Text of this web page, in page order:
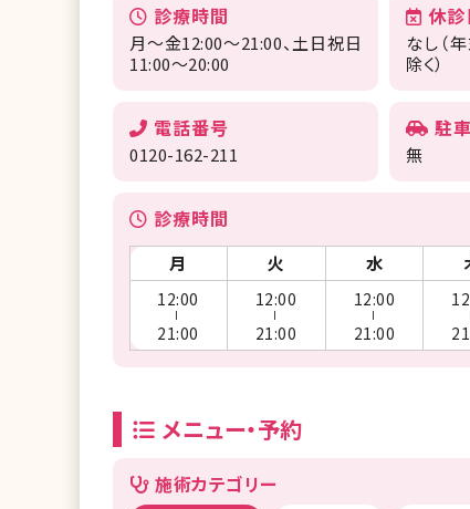
診療時間
月～金12:00～21:00、土日祝日
11:00～20:00
休診
なし（
除く）
電話番号
0120-162-211
駐
無
診療時間
月 火 水
12:00
21:00
12:00
21:00
12:00
21:00
メニュー・予約
施術カテゴリー